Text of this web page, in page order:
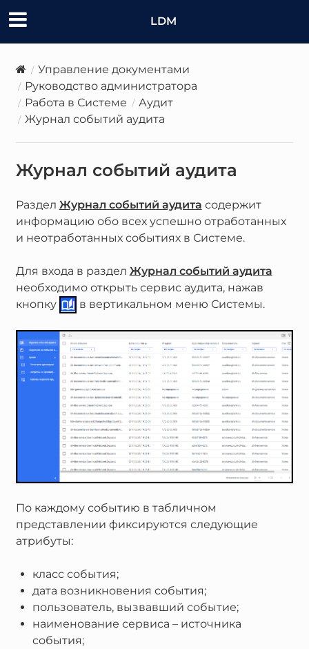
LDM
Управление документами
Руководство администратора
Работа в Системе
Аудит
Журнал событий аудита
Журнал событий аудита
Раздел Журнал событий аудита содержит
информацию обо всех успешно отработанных
и неотработанных событиях в Системе.
Для входа в раздел Журнал событий аудита
необходимо открыть сервис аудита, нажав
кнопку
в вертикальном меню Системы.
По каждому событию в табличном
представлении фиксируются следующие
атрибуты:
класс события;
дата возникновения события;
пользователь, вызвавший событие;
наименование сервиса – источника
события;